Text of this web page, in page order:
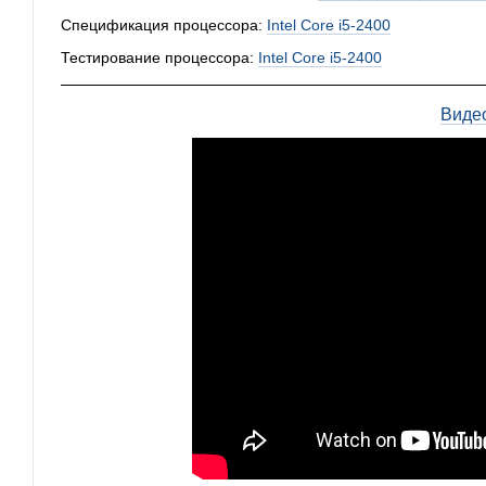
Спецификация процессора: Intel Core i5-2400
Тестирование процессора: Intel Core i5-2400